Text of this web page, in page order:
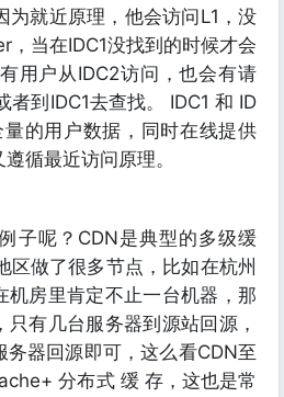
为就近原理，他会访问L1，没
当在IDC1没找到的时候才会
用户从IDC2访问，也会有请
者到IDC1去查找。 IDC1 和 ID
的用户数据，同时在线提供
循最近访问原理。
子呢？CDN是典型的多级缓
区做了很多节点，比如在杭州
机房里肯定不止一台机器，那
有几台服务器到源站回源，
务器回源即可，这么看CDN至
分布式 缓 存，这也是常